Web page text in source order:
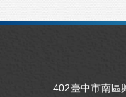
402臺中市南區